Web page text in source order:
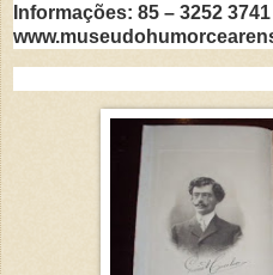
Informações: 85 – 3252